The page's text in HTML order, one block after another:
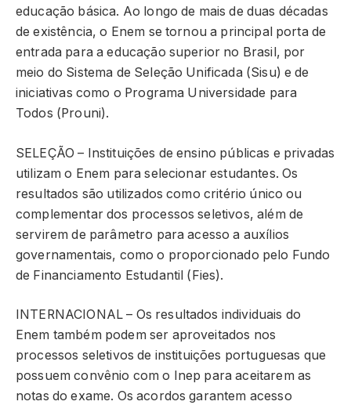
educação básica. Ao longo de mais de duas décadas
de existência, o Enem se tornou a principal porta de
entrada para a educação superior no Brasil, por
meio do Sistema de Seleção Unificada (Sisu) e de
iniciativas como o Programa Universidade para
Todos (Prouni).
SELEÇÃO – Instituições de ensino públicas e privadas
utilizam o Enem para selecionar estudantes. Os
resultados são utilizados como critério único ou
complementar dos processos seletivos, além de
servirem de parâmetro para acesso a auxílios
governamentais, como o proporcionado pelo Fundo
de Financiamento Estudantil (Fies).
INTERNACIONAL – Os resultados individuais do
Enem também podem ser aproveitados nos
processos seletivos de instituições portuguesas que
possuem convênio com o Inep para aceitarem as
notas do exame. Os acordos garantem acesso